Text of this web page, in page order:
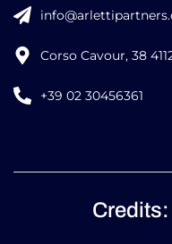
Corso Cavour, 38
+39 02 30456361
Credits: